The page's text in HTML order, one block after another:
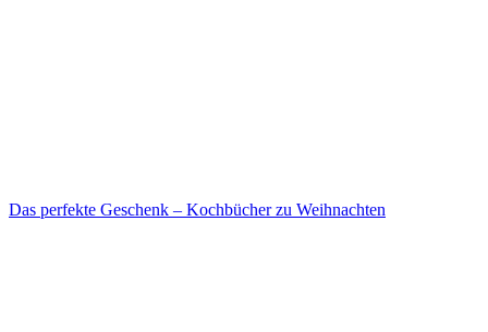
Das perfekte Geschenk – Kochbücher zu Weihnachten